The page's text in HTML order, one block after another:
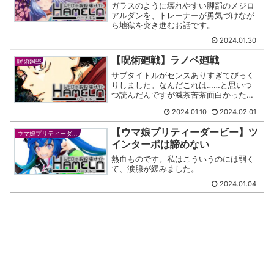
ガラスのように壊れやすい脚部のメジロ
アルダンを、トレーナーが勇気づけなが
ら地獄を突き進むお話です。
2024.01.30
呪術廻戦 【呪術廻戦】ラノベ廻戦
サブタイトルがセンスありすぎてびっく
りしました。なんだこれは……と思いつ
つ読んだんですが滅茶苦茶面白かったで
2024.01.10 2024.02.01
ウマ娘プリティーダービー
【ウマ娘プリティーダービー】ツ
インターボは諦めない
熱血ものです。私はこういうのには弱く
て、涙腺が緩みました。
2024.01.04